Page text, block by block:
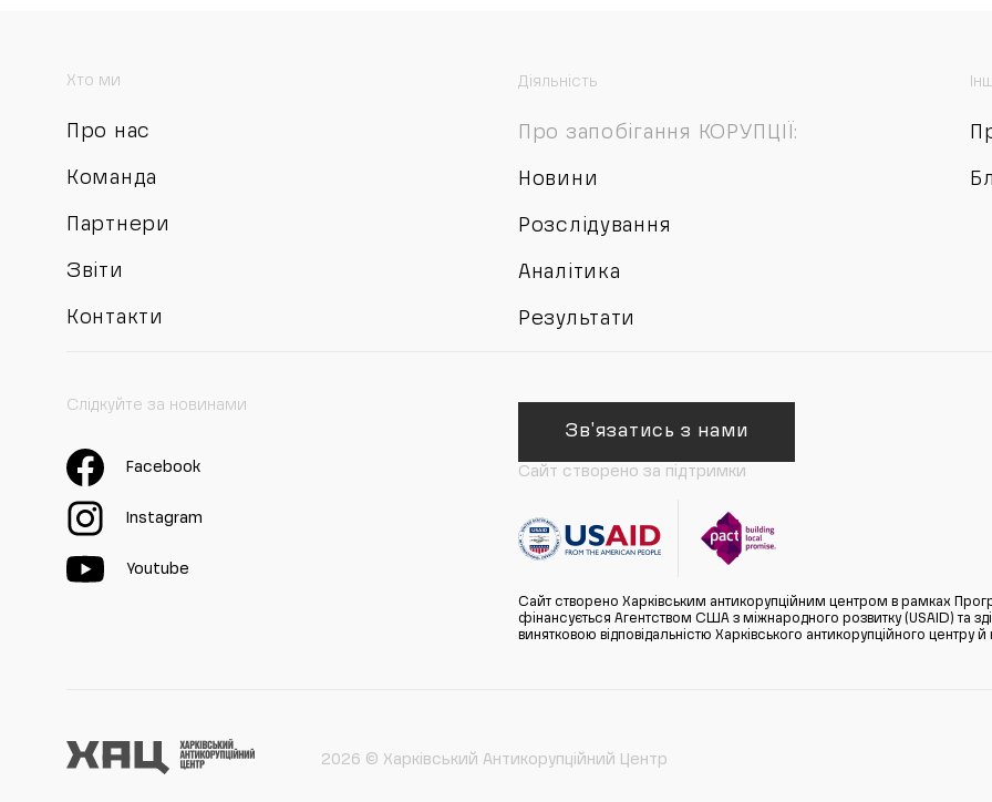
Хто ми
Про нас
Команда
Партнери
Звіти
Контакти
Діяльність
Про запобігання КОРУПЦІЇ:
Новини
Розслідування
Аналітика
Результати
Слідкуйте за новинами
Facebook
Instagram
Youtube
Зв'язатись з нами
Сайт створено за підтримки
Сайт створено Харківським антикорупційним центром в рамках
фінансується Агентством США з міжнародного розвитку (USAID) та
винятковою відповідальністю Харківського антикорупційного
2026 © Харківський Антикорупційний Центр